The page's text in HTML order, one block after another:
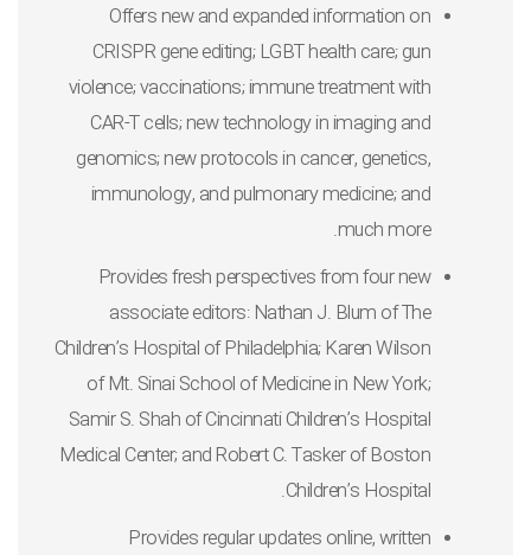
Offers new and expanded information on
CRISPR gene editing; LGBT health care; gun
violence; vaccinations; immune treatment with
CAR-T cells; new technology in imaging and
genomics; new protocols in cancer, genetics,
immunology, and pulmonary medicine; and
much more.
Provides fresh perspectives fromfour new
associate editors: Nathan J. Blum of The
Children’s Hospital of Philadelphia; Karen Wilson
of Mt. Sinai School of Medicine in New York;
Samir S. Shah of Cincinnati Children’s Hospital
Medical Center; and Robert C. Tasker of Boston
Children’s Hospital.
Provides regular updates online, written